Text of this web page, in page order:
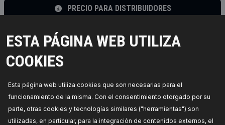
ESTA PÁGINA WEB UTILIZA
COOKIES
Esta página web utiliza cookies que son necesarias para el
funcionamiento de la misma. Con el consentimiento otorgado por su
parte, otras cookies y tecnologías similares ("herramientas") son
utilizadas, en particular, para la integración de contenidos externos, el
PRECIO PARA DISTRIBUIDORES
919D0014
RIDEX Juego de guardapolvos,
RIDEX,Números de EAN:4059191350919
Disponibilidad en stock:
PRECIO PARA DISTRIBUIDORES